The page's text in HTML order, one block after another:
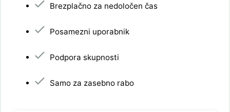
Brezplačno za nedoločen čas
Posamezni uporabnik
Podpora skupnosti
Samo za zasebno rabo